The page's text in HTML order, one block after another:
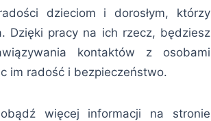
dzieciom i dorosłym, którzy
Dzięki pracy na ich rzecz, będziesz
kontaktów z osobami
im radość i bezpieczeństwo.
więcej informacji na stronie